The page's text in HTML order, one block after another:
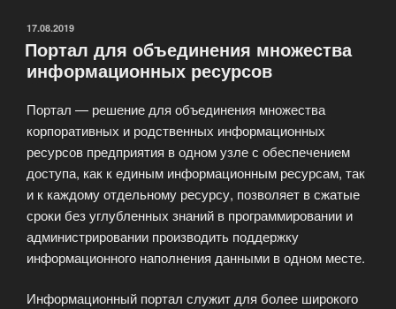
ОПУБЛИКОВАНО
17.08.2019
Портал для объединения множества
информационных ресурсов
Портал — решение для объединения множества
корпоративных и родственных информационных
ресурсов предприятия в одном узле с обеспечением
доступа, как к единым информационным ресурсам, так
и к каждому отдельному ресурсу, позволяет в сжатые
сроки без углубленных знаний в программировании и
администрировании производить поддержку
информационного наполнения данными в одном месте.
Информационный портал служит для более широкого